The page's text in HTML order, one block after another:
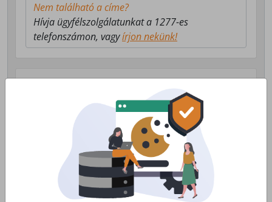
Nem található a címe?
Hívja ügyfélszolgálatunkat a 1277-es
telefonszámon, vagyírjon nekünk!
Válasszon milyen szolgáltatás érdekli!
Lakossági Internet
Otthoni internet, telefon és tv
szolgáltatás